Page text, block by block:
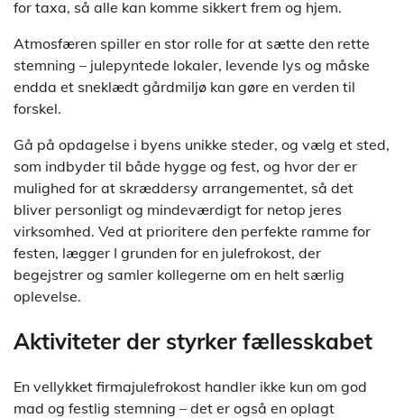
for taxa, så alle kan komme sikkert frem og hjem.
Atmosfæren spiller en stor rolle for at sætte den rette
stemning – julepyntede lokaler, levende lys og måske
endda et sneklædt gårdmiljø kan gøre en verden til
forskel.
Gå på opdagelse i byens unikke steder, og vælg et sted,
som indbyder til både hygge og fest, og hvor der er
mulighed for at skræddersy arrangementet, så det
bliver personligt og mindeværdigt for netop jeres
virksomhed. Ved at prioritere den perfekte ramme for
festen, lægger I grunden for en julefrokost, der
begejstrer og samler kollegerne om en helt særlig
oplevelse.
Aktiviteter der styrker fællesskabet
En vellykket firmajulefrokost handler ikke kun om god
mad og festlig stemning – det er også en oplagt